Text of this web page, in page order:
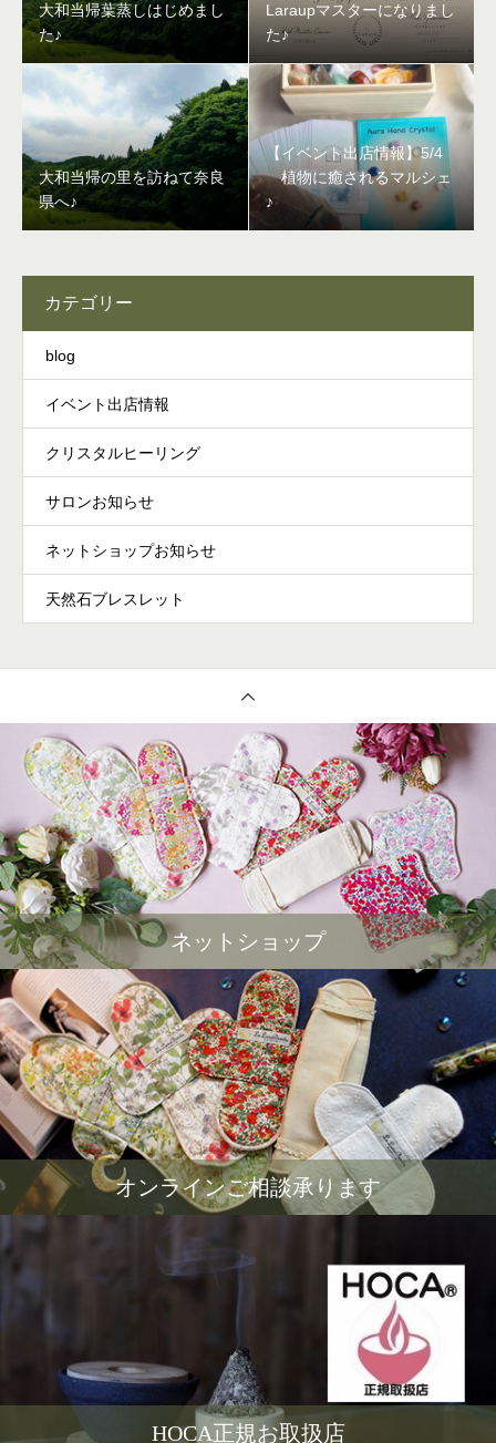
大和当帰葉蒸しはじめまし
た♪
Laraupマスターになりまし
た♪
大和当帰の里を訪ねて奈良
県へ♪
【イベント出店情報】5/4
植物に癒されるマルシェ
♪
カテゴリー
blog
イベント出店情報
クリスタルヒーリング
サロンお知らせ
ネットショップお知らせ
天然石ブレスレット
ネットショップ
オンラインご相談承ります
HOCA正規お取扱店